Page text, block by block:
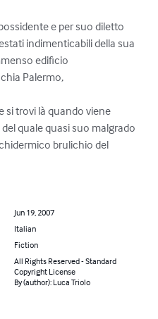
e per suo diletto
indimenticabili della sua
edificio
Palermo,
si trovi là quando viene
quale quasi suo malgrado
brulichio del
Jun 19, 2007
Italian
Fiction
All Rights Reserved - Standard
Copyright License
By (author): Luca Triolo